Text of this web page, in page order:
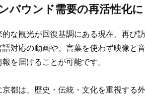
バウンド需要の再活性化
的な観光が回復基調にある現在、再び
語対応の動画や、言葉を使わず映像と
報を届けることが可能です。
京都は、歴史・伝統・文化を重視する